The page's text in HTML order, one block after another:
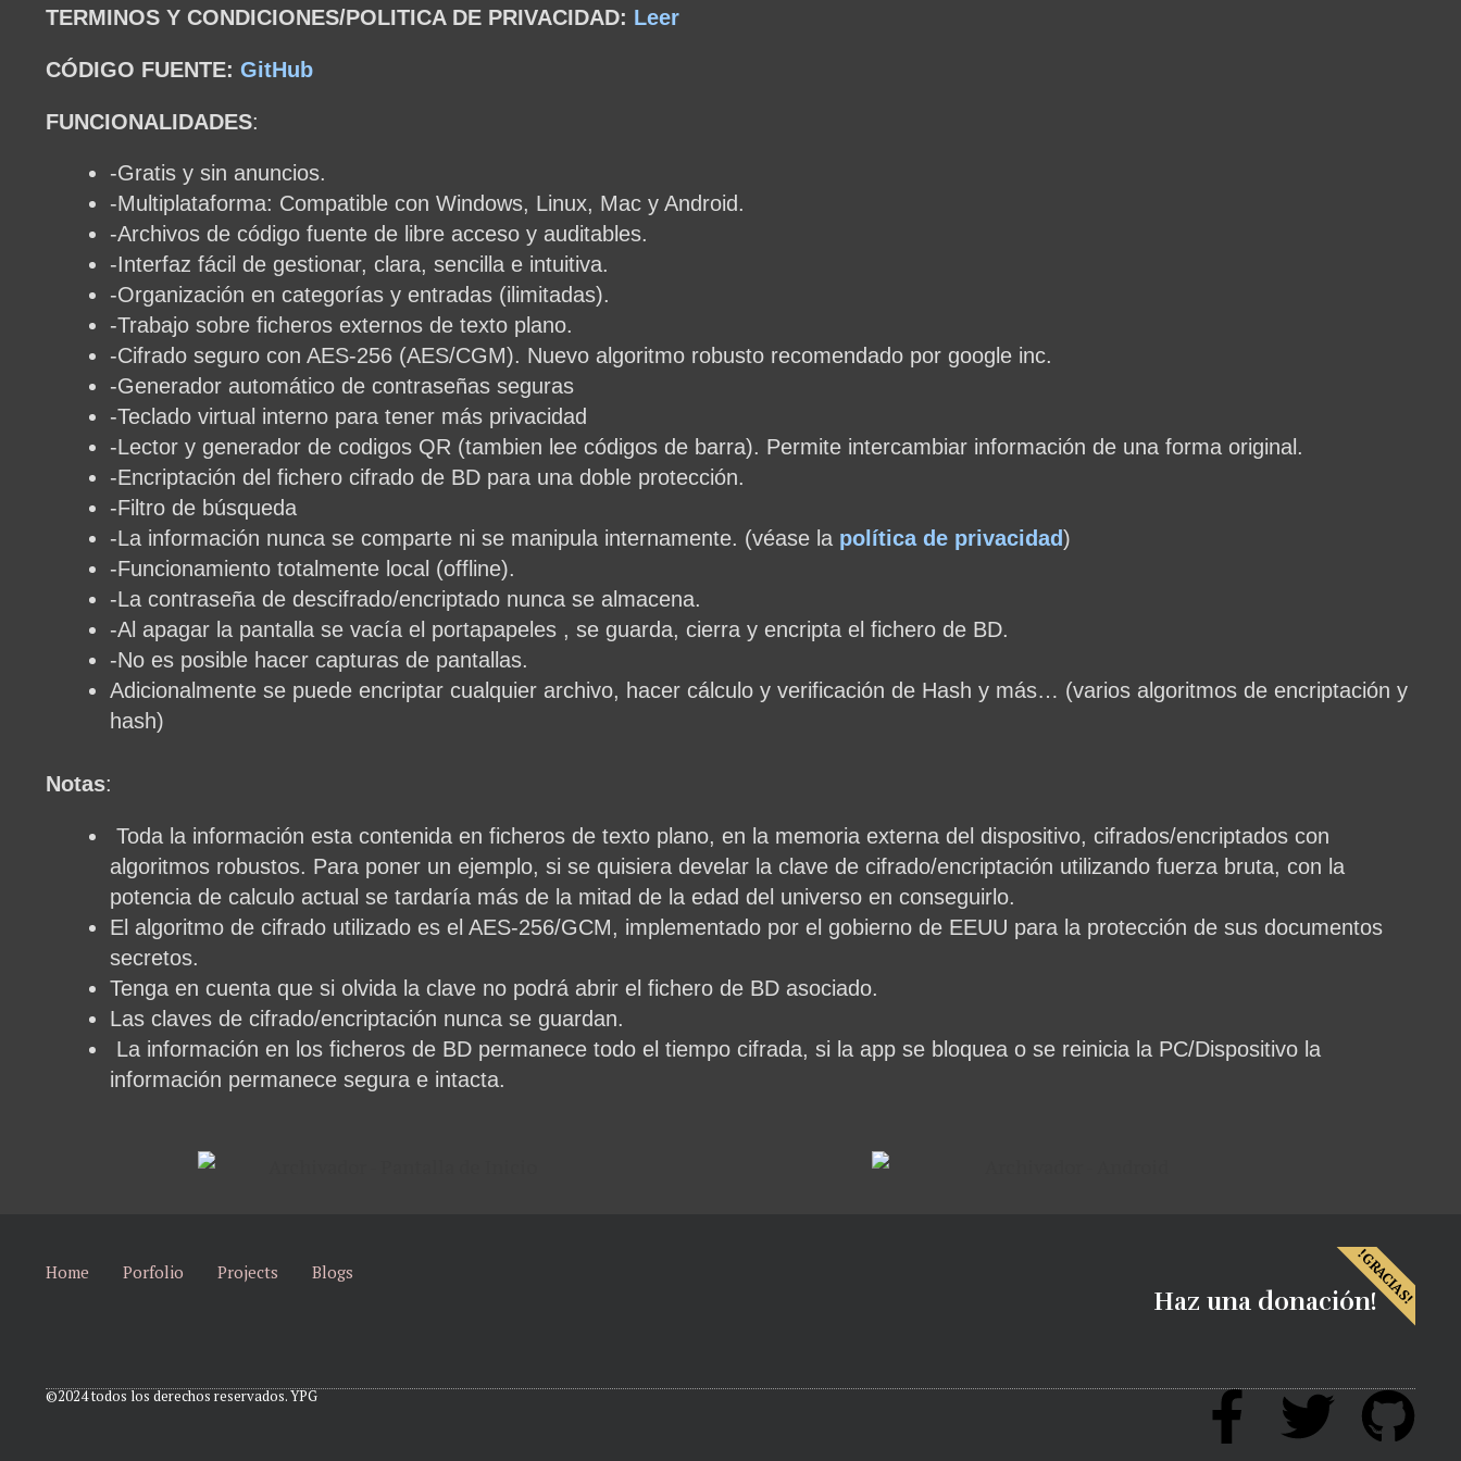
TERMINOS Y CONDICIONES/POLITICA DE PRIVACIDAD: Leer
CÓDIGO FUENTE: GitHub
FUNCIONALIDADES:
-Gratis y sin anuncios.
-Multiplataforma: Compatible con Windows, Linux, Mac y Android.
-Archivos de código fuente de libre acceso y auditables.
-Interfaz fácil de gestionar, clara, sencilla e intuitiva.
-Organización en categorías y entradas (ilimitadas).
-Trabajo sobre ficheros externos de texto plano.
-Cifrado seguro con AES-256 (AES/CGM). Nuevo algoritmo robusto recomendado por google inc.
-Generador automático de contraseñas seguras
-Teclado virtual interno para tener más privacidad
-Lector y generador de codigos QR (tambien lee códigos de barra). Permite intercambiar información de una forma original.
-Encriptación del fichero cifrado de BD para una doble protección.
-Filtro de búsqueda
-La información nunca se comparte ni se manipula internamente. (véase la política de privacidad)
-Funcionamiento totalmente local (offline).
-La contraseña de descifrado/encriptado nunca se almacena.
-Al apagar la pantalla se vacía el portapapeles , se guarda, cierra y encripta el fichero de BD.
-No es posible hacer capturas de pantallas.
Adicionalmente se puede encriptar cualquier archivo, hacer cálculo y verificación de Hash y más… (varios algoritmos de encriptación y
hash)
Notas:
Toda la información esta contenida en ficheros de texto plano, en la memoria externa del dispositivo, cifrados/encriptados con
algoritmos robustos. Para poner un ejemplo, si se quisiera develar la clave de cifrado/encriptación utilizando fuerza bruta, con la
potencia de calculo actual se tardaría más de la mitad de la edad del universo en conseguirlo.
El algoritmo de cifrado utilizado es el AES-256/GCM, implementado por el gobierno de EEUU para la protección de sus documentos
secretos.
Tenga en cuenta que si olvida la clave no podrá abrir el fichero de BD asociado.
Las claves de cifrado/encriptación nunca se guardan.
La información en los ficheros de BD permanece todo el tiempo cifrada, si la app se bloquea o se reinicia la PC/Dispositivo la
información permanece segura e intacta.
Home Porfolio Projects Blogs
Haz una donación!!GRACIAS!
©2024 todos los derechos reservados. YPG F T G